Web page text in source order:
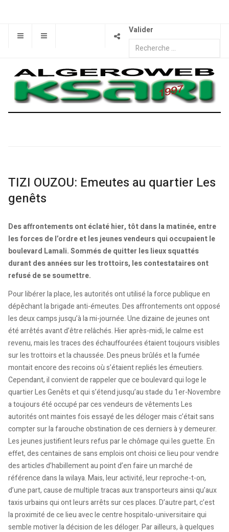
Valider
TIZI OUZOU: Emeutes au quartier Les
genêts
Des affrontements ont éclaté hier, tôt dans la matinée, entre
les forces de l’ordre et les jeunes vendeurs qui occupaient le
boulevard Lamali. Sommés de quitter les lieux squattés
durant des années sur les trottoirs, les contestataires ont
refusé de se soumettre.
Pour libérer la place, les autorités ont utilisé la force publique en
dépêchant la brigade anti-émeutes. Des affrontements ont opposé
les deux camps jusqu’à la mi-journée. Une dizaine de jeunes ont
été arrêtés avant d’être relâchés. Hier après-midi, le calme est
revenu, mais les traces des échauffourées étaient toujours visibles
sur les trottoirs et la chaussée. Des pneus brûlés et la fumée
montait encore des recoins où s’étaient repliés les émeutiers.
Cependant, il convient de rappeler que ce boulevard qui loge le
quartier Les Genêts et qui s’étend jusqu’au stade du 1er-Novembre
a toujours été occupé par ces vendeurs de vêtements Les
autorités ont maintes fois essayé de les déloger mais c’était sans
compter sur la farouche obstination de ces derniers à y demeurer.
Les jeunes justifient leurs refus par le chômage qui les guette. En
effet, des centaines de sans emplois ont choisi ce lieu pour vendre
des articles d’habillement au point d’en faire un marché de
référence dans la wilaya. Mais, leur activité, leur reproche-t-on,
d’une part, cause de multiple tracas aux transporteurs ainsi qu’aux
taxis urbains qui ont leurs arrêts sur ces places. D’autre part, c’est
la proximité de ce lieu avec le centre hospitalo-universitaire qui
semble motiver la décision de les déloger. Par ailleurs, à quelques